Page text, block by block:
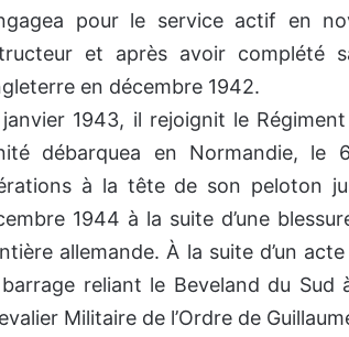
pour le service actif en
et après avoir complété
en décembre 1942.
janvier 1943, il rejoignit le
débarquea en Normandie,
à la tête de son peloton
1944 à la suite d’une
allemande. À la suite d’un
reliant le Beveland du Sud
Militaire de l’Ordre de